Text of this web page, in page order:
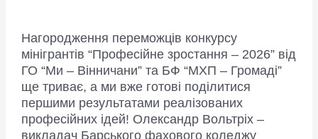
Нагородження переможців конкурсу
мінігрантів “Професійне зростання – 2026” від
ГО “Ми – Вінничани” та БФ “МХП – Громаді”
ще триває, а ми вже готові поділитися
першими результатами реалізованих
професійних ідей! Олександр Вольтріх –
викладач Барського фахового коледжу